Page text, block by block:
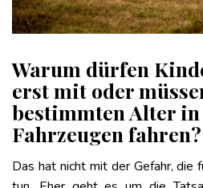
Warum dürfen
erst mit oder
bestimmten Alter
Fahrzeugen fahren?
Das hat nicht mit der Gefahr, die